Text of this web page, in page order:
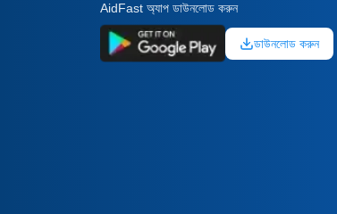
AidFast অ্যাপ ডাউনলোড করুন
ডাউনলোড করুন